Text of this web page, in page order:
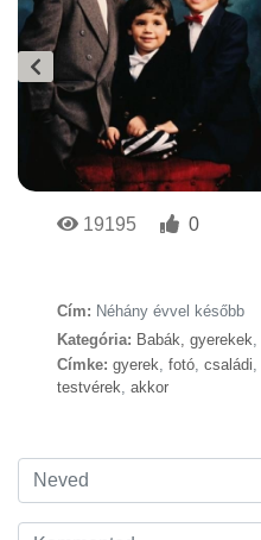
19195
0
Cím: Néhány évvel később
Kategória: Babák, gyerekek,
Címke: gyerek, fotó, családi,
testvérek, akkor